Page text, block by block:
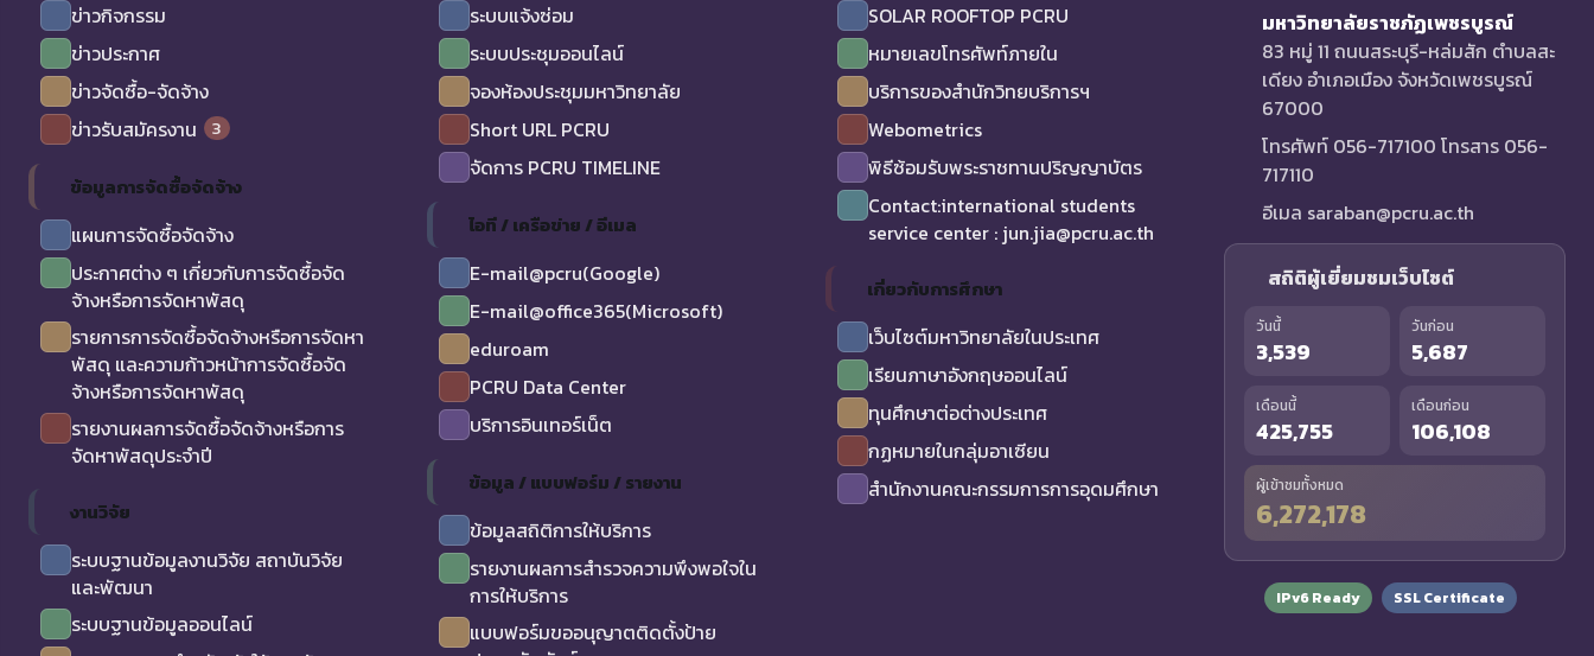
ข่าวกิจกรรม
ข่าวประกาศ
ข่าวจัดซื้อ-จัดจ้าง
ข่าวรับสมัครงาน
3
ข้อมูลการจัดซื้อจัดจ้าง
แผนการจัดซื้อจัดจ้าง
ประกาศต่าง ๆ เกี่ยวกับการจัดซื้อจัด
จ้างหรือการจัดหาพัสดุ
รายการการจัดซื้อจัดจ้างหรือการจัดหา
พัสดุ และความก้าวหน้าการจัดซื้อจัด
จ้างหรือการจัดหาพัสดุ
รายงานผลการจัดซื้อจัดจ้างหรือการ
จัดหาพัสดุประจำปี
งานวิจัย
ระบบฐานข้อมูลงานวิจัย สถาบันวิจัย
และพัฒนา
ระบบฐานข้อมูลออนไลน์
ระบบแจ้งซ่อม
ระบบประชุมออนไลน์
จองห้องประชุมมหาวิทยาลัย
Short URL PCRU
จัดการ PCRU TIMELINE
ไอที / เครือข่าย / อีเมล
E-mail@pcru(Google)
E-mail@office365(Microsoft)
eduroam
PCRU Data Center
บริการอินเทอร์เน็ต
ข้อมูล / แบบฟอร์ม / รายงาน
ข้อมูลสถิติการให้บริการ
รายงานผลการสำรวจความพึงพอใจใน
การให้บริการ
แบบฟอร์มขออนุญาตติดตั้งป้าย
SOLAR ROOFTOP PCRU
หมายเลขโทรศัพท์ภายใน
บริการของสำนักวิทยบริการฯ
Webometrics
พิธีซ้อมรับพระราชทานปริญญาบัตร
Contact:international students
service center : jun.jia@pcru.ac.th
เกี่ยวกับการศึกษา
เว็บไซต์มหาวิทยาลัยในประเทศ
เรียนภาษาอังกฤษออนไลน์
ทุนศึกษาต่อต่างประเทศ
กฏหมายในกลุ่มอาเซียน
สำนักงานคณะกรรมการการอุดมศึกษา
มหาวิทยาลัยราชภัฏเพชรบูรณ์
83 หมู่ 11 ถนนสระบุรี-หล่มสัก ตำบลสะ
เดียง อำเภอเมือง จังหวัดเพชรบูรณ์
67000
โทรศัพท์ 056-717100 โทรสาร 056-
717110
อีเมล saraban@pcru.ac.th
สถิติผู้เยี่ยมชมเว็บไซต์
วันนี้
3,539
วันก่อน
5,687
เดือนนี้
425,755
เดือนก่อน
106,108
ผู้เข้าชมทั้งหมด
6,272,178
IPv6 Ready SSL Certificate